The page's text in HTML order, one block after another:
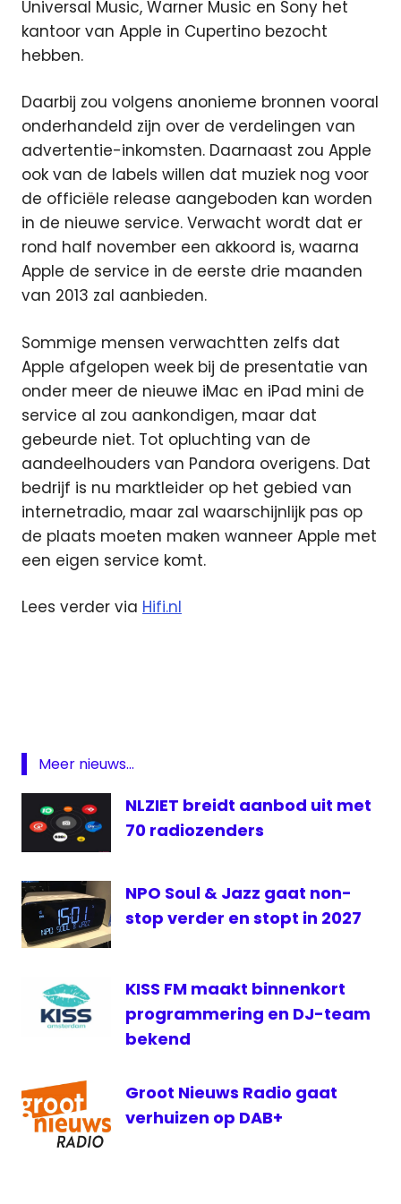
Universal Music, Warner Music en Sony het
kantoor van Apple in Cupertino bezocht
hebben.
Daarbij zou volgens anonieme bronnen vooral
onderhandeld zijn over de verdelingen van
advertentie-inkomsten. Daarnaast zou Apple
ook van de labels willen dat muziek nog voor
de officiële release aangeboden kan worden
in de nieuwe service. Verwacht wordt dat er
rond half november een akkoord is, waarna
Apple de service in de eerste drie maanden
van 2013 zal aanbieden.
Sommige mensen verwachtten zelfs dat
Apple afgelopen week bij de presentatie van
onder meer de nieuwe iMac en iPad mini de
service al zou aankondigen, maar dat
gebeurde niet. Tot opluchting van de
aandeelhouders van Pandora overigens. Dat
bedrijf is nu marktleider op het gebied van
internetradio, maar zal waarschijnlijk pas op
de plaats moeten maken wanneer Apple met
een eigen service komt.
Lees verder via Hifi.nl
Radio
Meer nieuws...
NLZIET breidt aanbod uit met
70 radiozenders
NPO Soul & Jazz gaat non-
stop verder en stopt in 2027
KISS FM maakt binnenkort
programmering en DJ-team
bekend
Groot Nieuws Radio gaat
verhuizen op DAB+